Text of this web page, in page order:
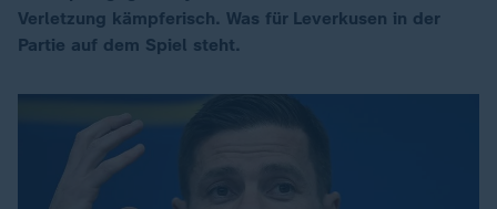
Verletzung kämpferisch. Was für Leverkusen in der
Partie auf dem Spiel steht.